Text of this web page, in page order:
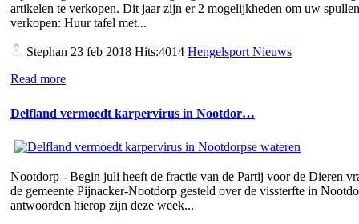
artikelen te verkopen. Dit jaar zijn er 2 mogelijkheden om uw
verkopen: Huur tafel met...
Stephan 23 feb 2018 Hits:4014 Hengelsport Nieuws
Read more
Delfland vermoedt karpervirus in Nootdor…
Nootdorp - Begin juli heeft de fractie van de Partij voor de Dieren
de gemeente Pijnacker-Nootdorp gesteld over de vissterfte in
antwoorden hierop zijn deze week...